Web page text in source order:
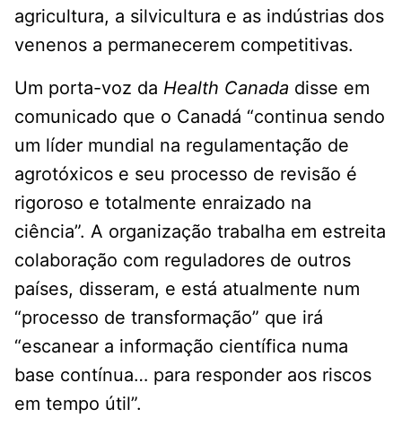
agricultura, a silvicultura e as indústrias dos
venenos a permanecerem competitivas.
Um porta-voz da Health Canada disse em
comunicado que o Canadá “continua sendo
um líder mundial na regulamentação de
agrotóxicos e seu processo de revisão é
rigoroso e totalmente enraizado na
ciência”. A organização trabalha em estreita
colaboração com reguladores de outros
países, disseram, e está atualmente num
“processo de transformação” que irá
“escanear a informação científica numa
base contínua… para responder aos riscos
em tempo útil”.